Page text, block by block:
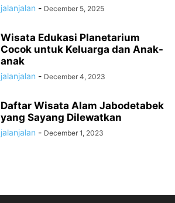
jalanjalan - December 5, 2025
Wisata Edukasi Planetarium
Cocok untuk Keluarga dan Anak-
anak
jalanjalan - December 4, 2023
Daftar Wisata Alam Jabodetabek
yang Sayang Dilewatkan
jalanjalan - December 1, 2023